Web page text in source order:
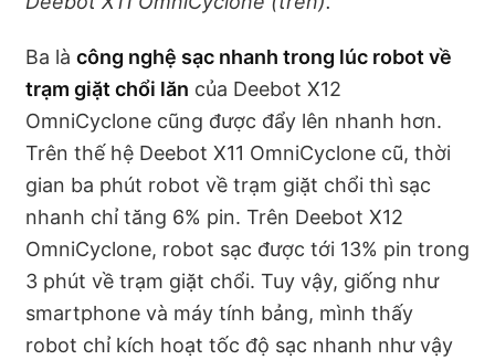
Ba là công nghệ sạc nhanh trong lúc robot về
trạm giặt chổi lăn của Deebot X12
OmniCyclone cũng được đẩy lên nhanh hơn.
Trên thế hệ Deebot X11 OmniCyclone cũ, thời
gian ba phút robot về trạm giặt chổi thì sạc
nhanh chỉ tăng 6% pin. Trên Deebot X12
OmniCyclone, robot sạc được tới 13% pin trong
3 phút về trạm giặt chổi. Tuy vậy, giống như
smartphone và máy tính bảng, mình thấy
robot chỉ kích hoạt tốc độ sạc nhanh như vậy